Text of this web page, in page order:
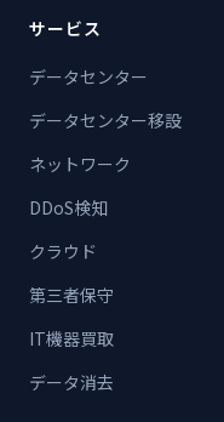
サービス
データセンター
データセンター移設
ネットワーク
DDoS検知
クラウド
第三者保守
IT機器買取
データ消去